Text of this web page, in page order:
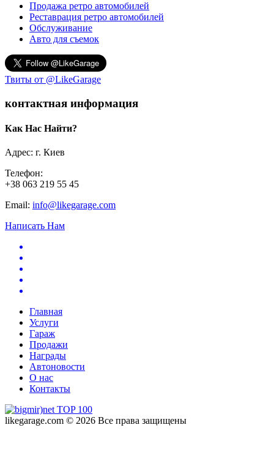
Продажа ретро автомобилей
Реставрация ретро автомобилей
Обслуживание
Авто для съемок
Твиты от @LikeGarage
контактная информация
Как Нас Найти?
Адрес: г. Киев
Телефон:
+38 063 219 55 45
Email: info@likegarage.com
Написать Нам
Главная
Услуги
Гараж
Продажи
Награды
Автоновости
О нас
Контакты
likegarage.com © 2026 Все права защищены